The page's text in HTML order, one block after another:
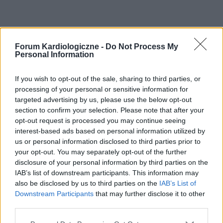
Forum Kardiologiczne - Do Not Process My
Personal Information
If you wish to opt-out of the sale, sharing to third parties, or
processing of your personal or sensitive information for
targeted advertising by us, please use the below opt-out
section to confirm your selection. Please note that after your
opt-out request is processed you may continue seeing
interest-based ads based on personal information utilized by
us or personal information disclosed to third parties prior to
your opt-out. You may separately opt-out of the further
disclosure of your personal information by third parties on the
IAB’s list of downstream participants. This information may
also be disclosed by us to third parties on the IAB’s List of
Downstream Participants that may further disclose it to other
POPULARNE PORADY